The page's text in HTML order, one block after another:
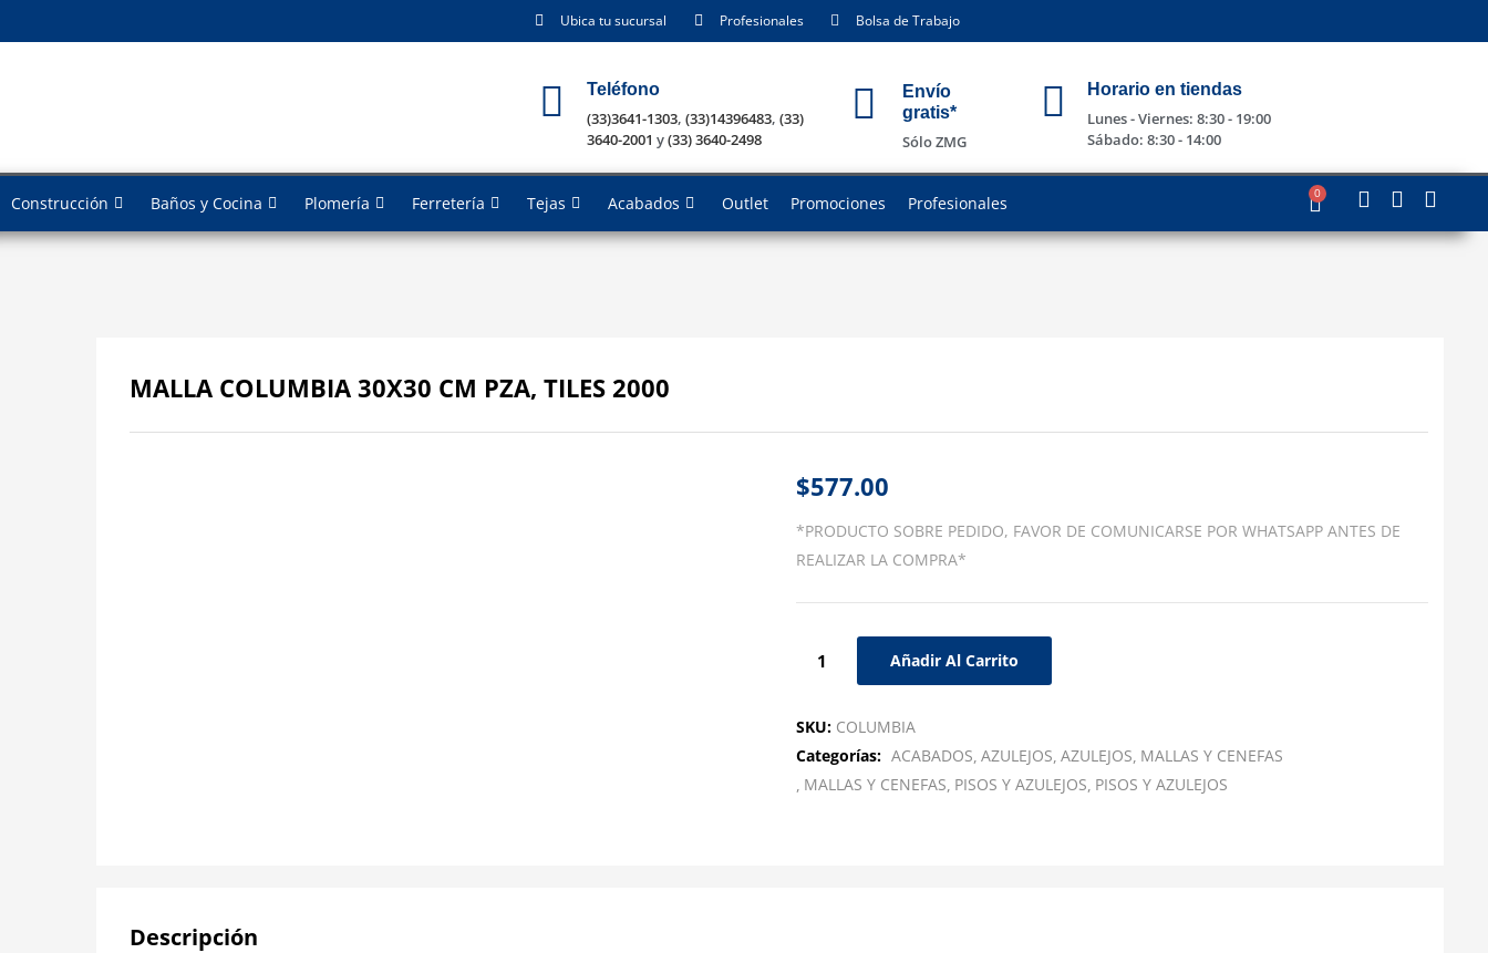
Ubica tu sucursal Profesionales Bolsa de Trabajo
Teléfono
(33)3641-1303, (33)14396483, (33)
3640-2001 y(33) 3640-2498
Envío
gratis*
Sólo ZMG
Horario en tiendas
Lunes - Viernes: 8:30 - 19:00
Sábado: 8:30 - 14:00
Construcción Baños y Cocina Plomería Ferretería Tejas Acabados Outlet Promociones Profesionales 0
MALLA COLUMBIA 30X30 CM PZA, TILES 2000
$577.00
*PRODUCTO SOBRE PEDIDO, FAVOR DE COMUNICARSE POR WHATSAPP ANTES DE
REALIZAR LA COMPRA*
Añadir Al Carrito
SKU: COLUMBIA
Categorías: ACABADOS AZULEJOS AZULEJOS MALLAS Y CENEFAS
MALLAS Y CENEFAS PISOS Y AZULEJOS PISOS Y AZULEJOS
Descripción